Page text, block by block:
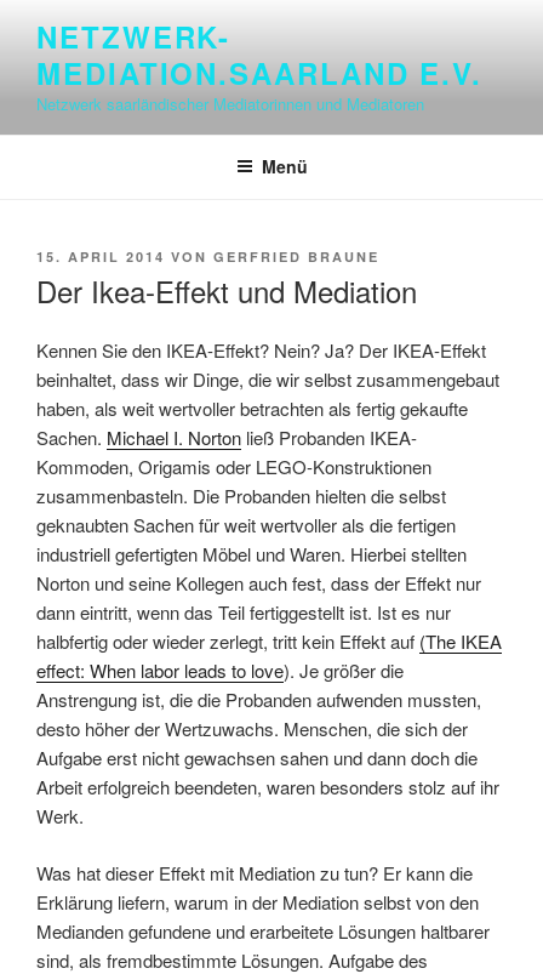
springen
NETZWERK-
MEDIATION.SAARLAND E.V.
Netzwerk saarländischer Mediatorinnen und Mediatoren
Menü
VERÖFFENTLICHT
15. APRIL 2014 VON GERFRIED BRAUNE
Der Ikea-Effekt und Mediation
Kennen Sie den IKEA-Effekt? Nein? Ja? Der IKEA-Effekt
beinhaltet, dass wir Dinge, die wir selbst zusammengebaut
haben, als weit wertvoller betrachten als fertig gekaufte
Sachen. Michael I. Norton ließ Probanden IKEA-
Kommoden, Origamis oder LEGO-Konstruktionen
zusammenbasteln. Die Probanden hielten die selbst
geknaubten Sachen für weit wertvoller als die fertigen
industriell gefertigten Möbel und Waren. Hierbei stellten
Norton und seine Kollegen auch fest, dass der Effekt nur
dann eintritt, wenn das Teil fertiggestellt ist. Ist es nur
halbfertig oder wieder zerlegt, tritt kein Effekt auf (The IKEA
effect: When labor leads to love). Je größer die
Anstrengung ist, die die Probanden aufwenden mussten,
desto höher der Wertzuwachs. Menschen, die sich der
Aufgabe erst nicht gewachsen sahen und dann doch die
Arbeit erfolgreich beendeten, waren besonders stolz auf ihr
Werk.
Was hat dieser Effekt mit Mediation zu tun? Er kann die
Erklärung liefern, warum in der Mediation selbst von den
Medianden gefundene und erarbeitete Lösungen haltbarer
sind, als fremdbestimmte Lösungen. Aufgabe des